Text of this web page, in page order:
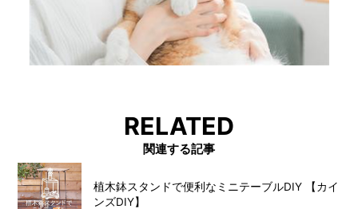
RELATED
関連する記事
植木鉢スタンドで便利なミニテーブルDIY 【カイ
ンズDIY】